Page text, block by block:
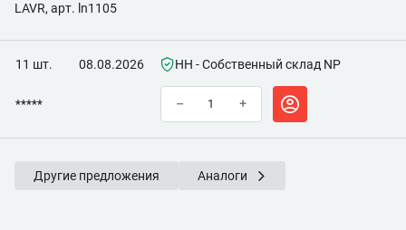
LAVR, арт. ln1105
11 шт. 08.08.2026 НН - Собственный склад NP
***** – +
Другие предложения Аналоги